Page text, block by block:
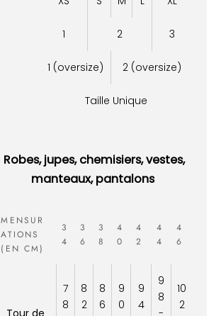
1 2 3
1 (oversize) 2 (oversize)
Taille Unique
Robes, jupes, chemisiers, vestes,
manteaux, pantalons
MENSUR
ATIONS
(EN CM)
3
4
3
6
3
8
4
0
4
2
4
4
4
6
Tour de
7
8
8
2
8
6
9
0
9
4
9
8
-
10
2